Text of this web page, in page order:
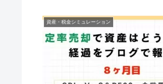
資産・税金シミュレーション